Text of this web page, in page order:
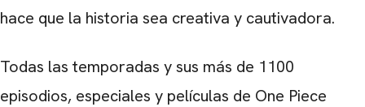
hace que la historia sea creativa y cautivadora.
Todas las temporadas y sus más de 1100
episodios, especiales y películas de One Piece